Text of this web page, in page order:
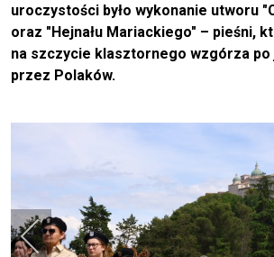
uroczystości było wykonanie utworu
oraz "Hejnału Mariackiego" – pieśni,
na szczycie klasztornego wzgórza
przez Polaków.